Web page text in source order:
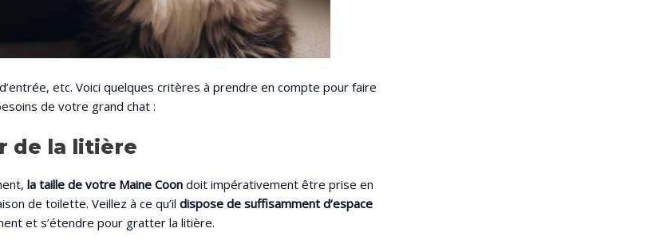
etc. Voici quelques critères à prendre en compte pour faire
de votre grand chat :
de la litière
la taille de votre Maine Coon doit impérativement être prise en
de toilette. Veillez à ce qu’il dispose de suffisamment d’espace
et s’étendre pour gratter la litière.